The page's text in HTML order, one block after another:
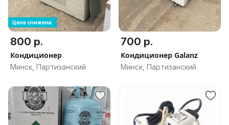
Цена снижена
800 р.
Кондиционер
Минск, Партизанский
700 р.
Кондиционер Galanz
Минск, Партизанский